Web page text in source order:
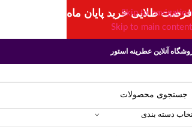
Skip to navigation
Skip to main content
آنلاین عطرینه استور
دسته بندی
فرصت طلایی خرید پایان ماه